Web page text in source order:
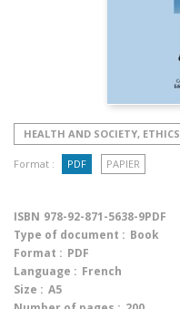
HEALTH AND SOCIETY, ETHICS
Format : PDF PAPIER
ISBN 978-92-871-5638-9PDF
Type of document : Book
Format : PDF
Language : French
Size : A5